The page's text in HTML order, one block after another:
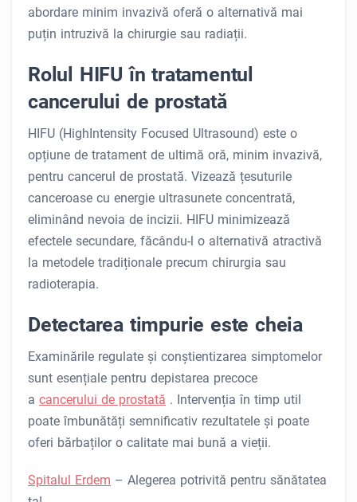
abordare minim invazivă oferă o alternativă mai
puțin intruzivă la chirurgie sau radiații.
Rolul HIFU în tratamentul
cancerului de prostată
HIFU (HighIntensity Focused Ultrasound) este o
opțiune de tratament de ultimă oră, minim invazivă,
pentru cancerul de prostată. Vizează țesuturile
canceroase cu energie ultrasunete concentrată,
eliminând nevoia de incizii. HIFU minimizează
efectele secundare, făcându-l o alternativă atractivă
la metodele tradiționale precum chirurgia sau
radioterapia.
Detectarea timpurie este cheia
Examinările regulate și conștientizarea simptomelor
sunt esențiale pentru depistarea precoce
a cancerului de prostată . Intervenția în timp util
poate îmbunătăți semnificativ rezultatele și poate
oferi bărbaților o calitate mai bună a vieții.
Spitalul Erdem – Alegerea potrivită pentru sănătatea